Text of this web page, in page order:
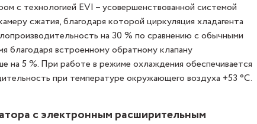
с технологией EVI – усовершенствованной системой
сжатия, благодаря которой циркуляция хладагента
на 30 % по сравнению с обычными
благодаря встроенному обратному клапану
на 5 %. При работе в режиме охлаждения обеспечивается
при температуре окружающего воздуха +53 °С.
с электронным расширительным